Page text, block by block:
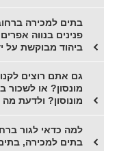
בתים למכירה
פנינים בנווה אפרים
ביהוד מבוקשת על
גם אתם רוצים
מונסון? או לשכור
מונוסון? ולדעת
למה כדאי לגור
בתים למכירה,